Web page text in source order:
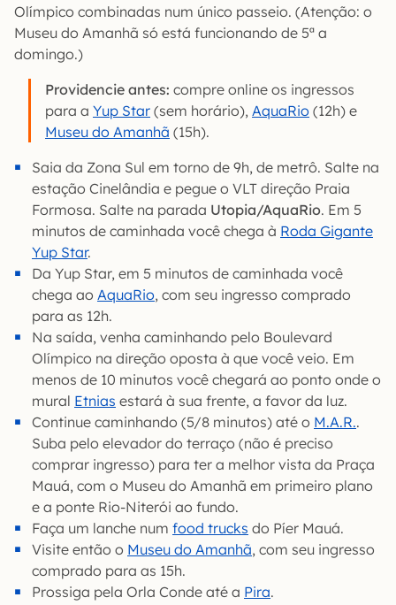
Olímpico combinadas num único passeio. (Atenção: o
Museu do Amanhã só está funcionando de 5ª a
domingo.)
Providencie antes: compre online os ingressos
para a Yup Star (sem horário), AquaRio (12h) e
Museu do Amanhã (15h).
Saia da Zona Sul em torno de 9h, de metrô. Salte na
estação Cinelândia e pegue o VLT direção Praia
Formosa. Salte na parada Utopia/AquaRio. Em 5
minutos de caminhada você chega à Roda Gigante
Yup Star.
Da Yup Star, em 5 minutos de caminhada você
chega ao AquaRio, com seu ingresso comprado
para as 12h.
Na saída, venha caminhando pelo Boulevard
Olímpico na direção oposta à que você veio. Em
menos de 10 minutos você chegará ao ponto onde o
mural Etnias estará à sua frente, a favor da luz.
Continue caminhando (5/8 minutos) até o M.A.R..
Suba pelo elevador do terraço (não é preciso
comprar ingresso) para ter a melhor vista da Praça
Mauá, com o Museu do Amanhã em primeiro plano
e a ponte Rio-Niterói ao fundo.
Faça um lanche num food trucks do Píer Mauá.
Visite então o Museu do Amanhã, com seu ingresso
comprado para as 15h.
Prossiga pela Orla Conde até a Pira.